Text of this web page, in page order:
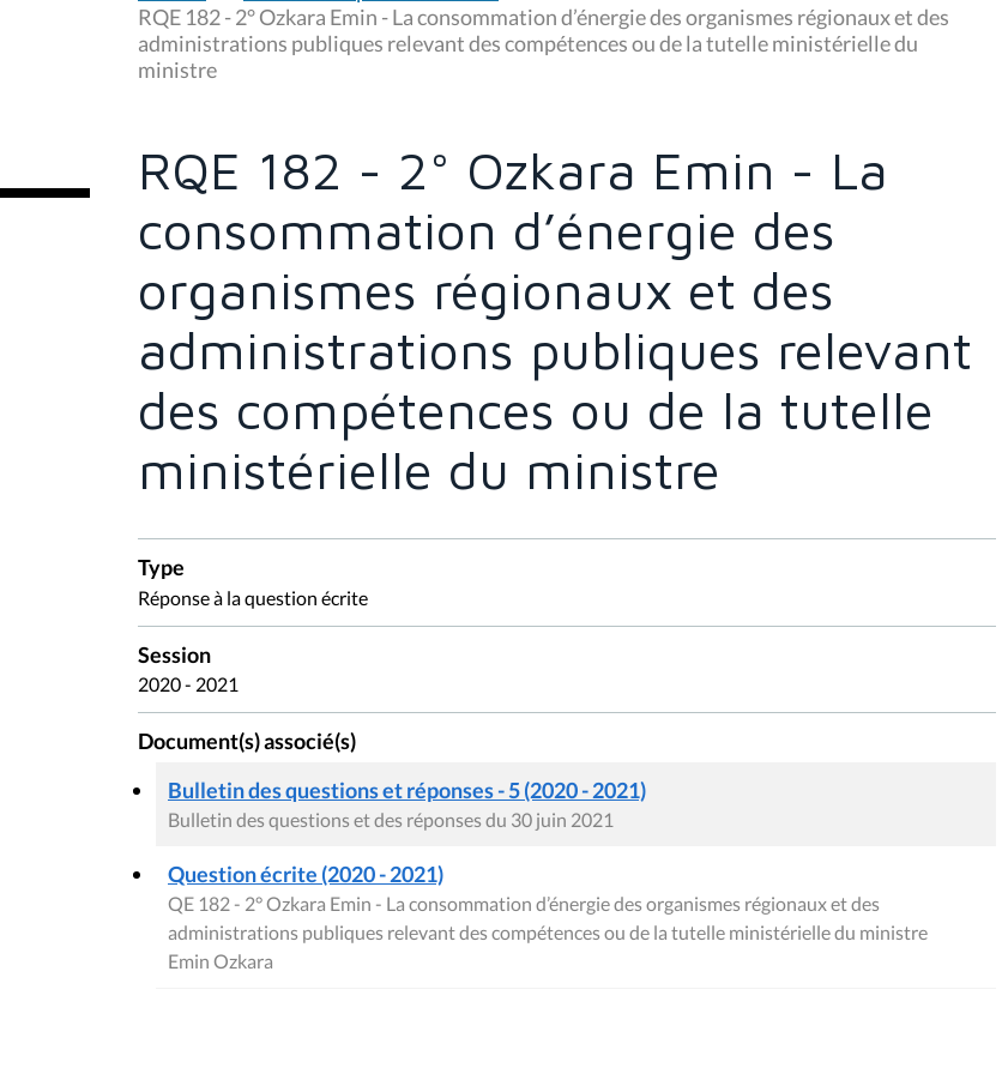
u
s
ê
t
RQE 182 - 2° Ozkara Emin - La consommation d’énergie des organismes régionaux et des
administrations publiques relevant des compétences ou de la tutelle ministérielle du
ministre
RQE 182 - 2° Ozkara Emin - La
consommation d’énergie des
organismes régionaux et des
administrations publiques relevant
des compétences ou de la tutelle
ministérielle du ministre
Type
Réponse à la question écrite
Session
2020 - 2021
Document(s) associé(s)
Bulletin des questions et réponses - 5 (2020 - 2021)
Bulletin des questions et des réponses du 30 juin 2021
Question écrite (2020 - 2021)
QE 182 - 2° Ozkara Emin - La consommation d’énergie des organismes régionaux et des
administrations publiques relevant des compétences ou de la tutelle ministérielle du ministre
Emin Ozkara